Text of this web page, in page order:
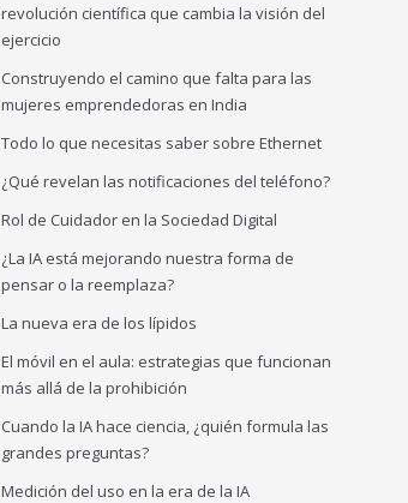
revolución científica que cambia la visión del
ejercicio
Construyendo el camino que falta para las
mujeres emprendedoras en India
Todo lo que necesitas saber sobre Ethernet
¿Qué revelan las notificaciones del teléfono?
Rol de Cuidador en la Sociedad Digital
¿La IA está mejorando nuestra forma de
pensar o la reemplaza?
La nueva era de los lípidos
El móvil en el aula: estrategias que funcionan
más allá de la prohibición
Cuando la IA hace ciencia, ¿quién formula las
grandes preguntas?
Medición del uso en la era de la IA